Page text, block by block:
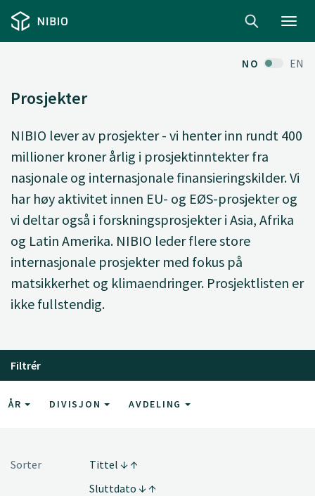
NO EN
Prosjekter
NIBIO lever av prosjekter - vi henter inn rundt 400
millioner kroner årlig i prosjektinntekter fra
nasjonale og internasjonale finansieringskilder. Vi
har høy aktivitet innen EU- og EØS-prosjekter og
vi deltar også i forskningsprosjekter i Asia, Afrika
og Latin Amerika. NIBIO leder flere store
internasjonale prosjekter med fokus på
matsikkerhet og klimaendringer. Prosjektlisten er
ikke fullstendig.
Filtrér
ÅR DIVISJON AVDELING
Sorter
Tittel
Sluttdato